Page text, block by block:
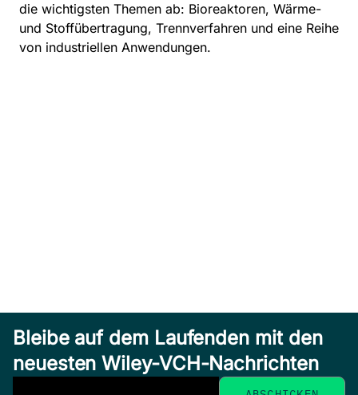
die wichtigsten Themen ab: Bioreaktoren, Wärme-
und Stoffübertragung, Trennverfahren und eine Reihe
von industriellen Anwendungen.
Bleibe auf dem Laufenden mit den
neuesten Wiley-VCH-Nachrichten